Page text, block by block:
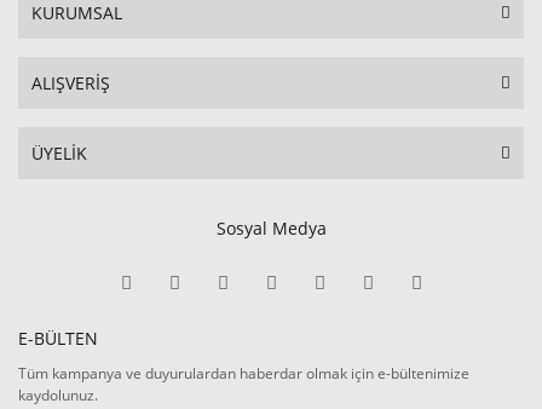
KURUMSAL
ALIŞVERİŞ
ÜYELİK
Sosyal Medya
E-BÜLTEN
Tüm kampanya ve duyurulardan haberdar olmak için e-bültenimize
kaydolunuz.